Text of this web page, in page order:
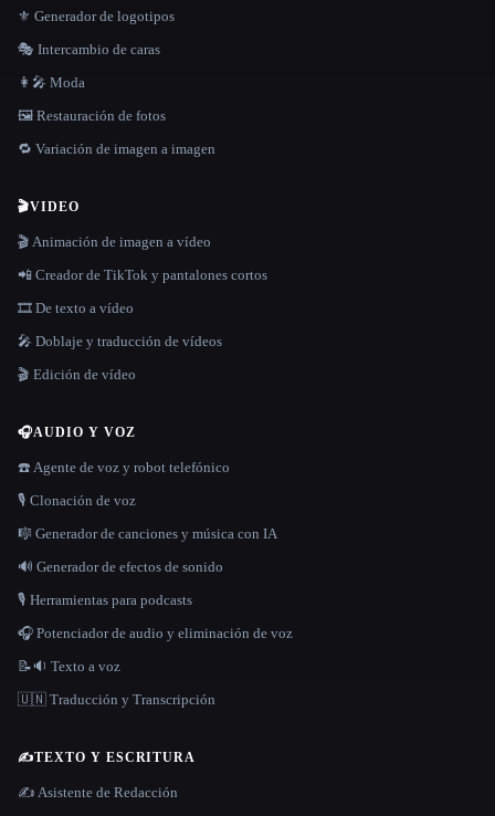
⚜️ Generador de logotipos
🎭 Intercambio de caras
👩‍🎤 Moda
🖼️ Restauración de fotos
🔁 Variación de imagen a imagen
🎬VIDEO
🎬 Animación de imagen a vídeo
📲 Creador de TikTok y pantalones cortos
🎞️ De texto a vídeo
🎤 Doblaje y traducción de vídeos
🎬 Edición de vídeo
🎧AUDIO Y VOZ
☎️ Agente de voz y robot telefónico
🎙️ Clonación de voz
🎼 Generador de canciones y música con IA
🔊 Generador de efectos de sonido
🎙️ Herramientas para podcasts
🎧 Potenciador de audio y eliminación de voz
📝🔉 Texto a voz
🇺🇳 Traducción y Transcripción
✍️TEXTO Y ESCRITURA
✍️ Asistente de Redacción